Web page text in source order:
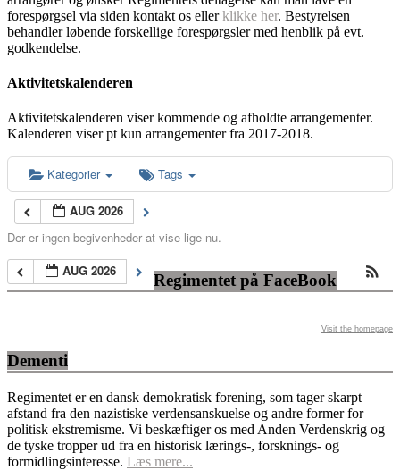
forespørgsel via siden kontakt os ellerklikke her. Bestyrelsen
behandler løbende forskellige forespørgsler med henblik på evt.
godkendelse.
Aktivitetskalenderen
Aktivitetskalenderen viser kommende og afholdte arrangementer.
Kalenderen viser pt kun arrangementer fra 2017-2018.
Kategorier Tags
AUG 2026
Der er ingen begivenheder at vise lige nu.
AUG 2026
Regimentet på FaceBook
Visit the homepage
Dementi
Regimentet er en dansk demokratisk forening, som tager skarpt
afstand fra den nazistiske verdensanskuelse og andre former for
politisk ekstremisme. Vi beskæftiger os med Anden Verdenskrig og
de tyske tropper ud fra en historisk lærings-, forsknings- og
formidlingsinteresse. Læs mere...